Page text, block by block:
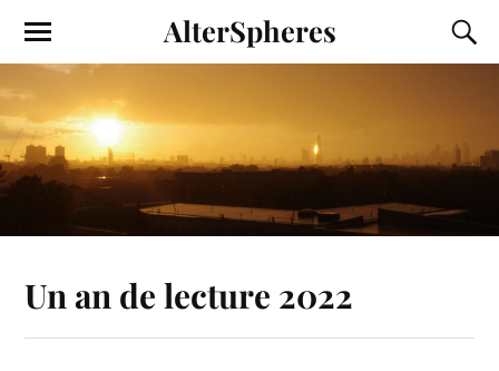
AlterSpheres
Un an de lecture 2022